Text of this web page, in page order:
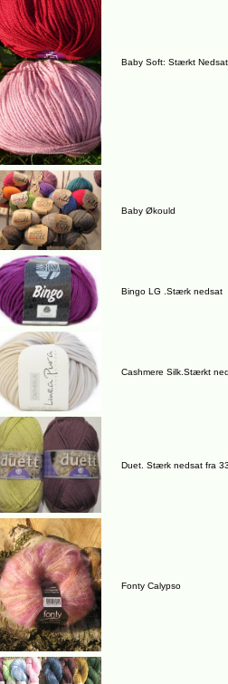
Baby Soft: Stærkt
Baby Økould
Bingo LG .Stærk nedsat
Cashmere Silk.Stærkt
Duet. Stærk nedsat fra
Fonty Calypso